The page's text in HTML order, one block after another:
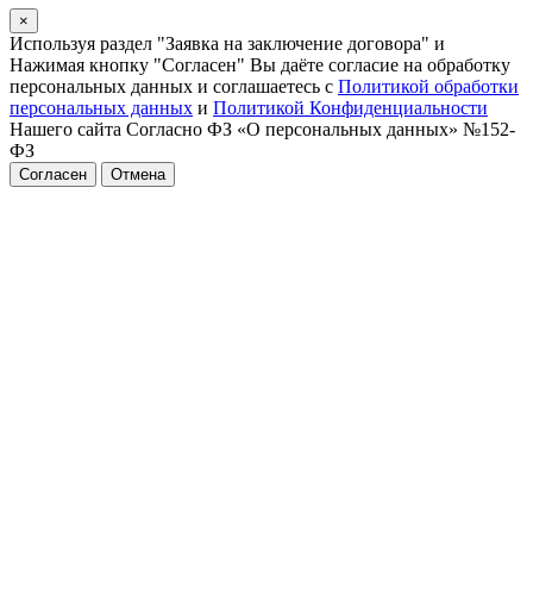
×
Используя раздел "Заявка на заключение договора" и
Нажимая кнопку "Согласен" Вы даёте согласие на обработку
персональных данных и соглашаетесь с Политикой обработки
персональных данных и Политикой Конфиденциальности
Нашего сайта Согласно ФЗ «О персональных данных» №152-
ФЗ
Согласен Отмена